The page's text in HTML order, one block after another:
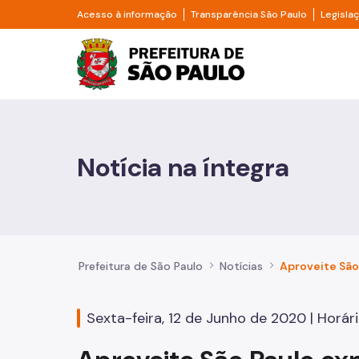
Pular para o Conteúdo principal
Acesso à informação Divisor de acesso à informação
Transparência São Paulo Divisor
Prefeitura de São
Casa e Moradia
Educação
Notícia na íntegra
Prefeitura de São Paulo Notícias
Sexta-feira, 12 de Junho de 2020 |